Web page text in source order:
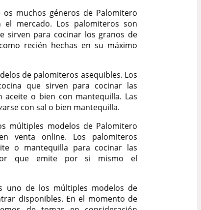
muchos géneros de Palomitero
mercado. Los palomiteros son
sirven para cocinar los granos de
recién hechas en su máximo
de palomiteros asequibles. Los
que sirven para cocinar las
aceite o bien con mantequilla. Las
con sal o bien mantequilla.
múltiples modelos de Palomitero
venta online. Los palomiteros
o mantequilla para cocinar las
que emite por si mismo el
uno de los múltiples modelos de
disponibles. En el momento de